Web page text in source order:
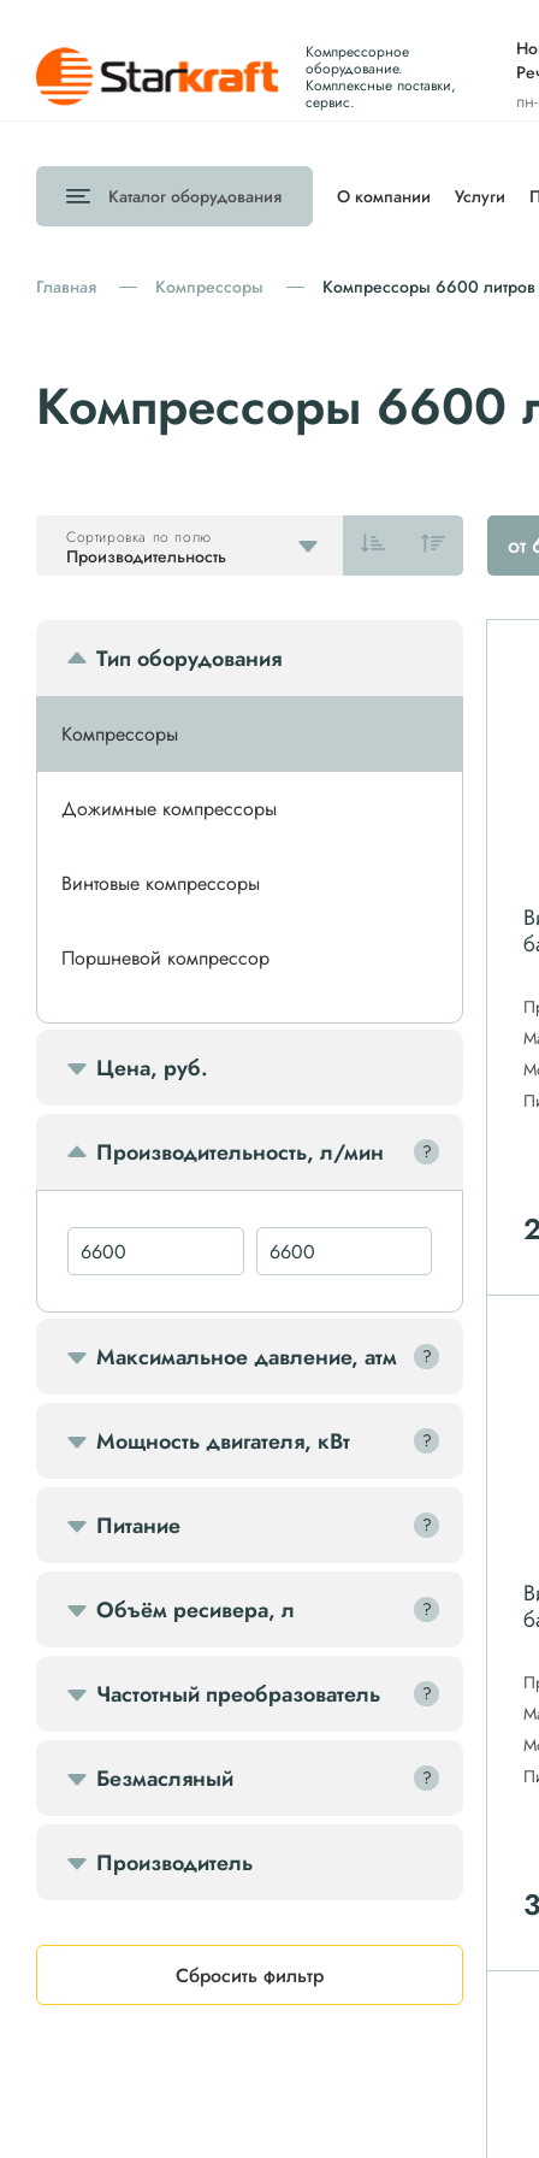
Компрессорное
оборудование.
Комплексные поставки,
сервис.
Каталог оборудования О компании Услуги
Главная Компрессоры Компрессоры 6600 литров
Компрессоры 6600
Производительность
Сортировка по полю от
Тип оборудования
Компрессоры
Дожимные компрессоры
Винтовые компрессоры
Поршневой компрессор
Спиральные компрессоры
Компрессоры доп.
Цена, руб.
Производительность, л/мин ?
?
Максимальное давление, атм ?
?
Мощность двигателя, кВт ?
?
Питание ?
?
Объём ресивера, л ?
?
Частотный преобразователь ?
?
Безмасляный ?
?
Производитель
Сбросить фильтр